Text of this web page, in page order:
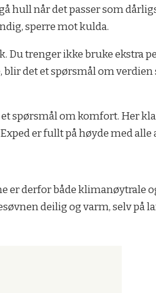
hull når det passer som
sperre mot kulda.
trenger ikke bruke ekstra
det et spørsmål om
spørsmål om komfort. Her
er fullt på høyde med
derfor både klimanøytrale
deilig og varm, selv på